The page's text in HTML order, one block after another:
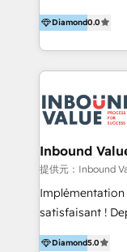
ーコードテーマテン
ざまな課題やニ
『最適なハブ』になります。
ーーーーーーー
90分程度） -現
件整理、必要
見積り提示・ご
キックオフ -マ
戦略・戦術の設
化し、WEB制作
ら、インサイド
まで支援してい
るプロジェクト
BPO・実務まで幅広
年に国内初の
らはじめるBtoB
化できる! 」を出版いた
活用支援以外に
ます。 - ABMターゲット定義 / リスト作成 - カスタマ
着 - WEB / LP /
Diamond0.0
Inbound
提供元：Inbound
satisfaisant ! Depuis + de 10 ans, nous
accompagnons
Diamond5.0